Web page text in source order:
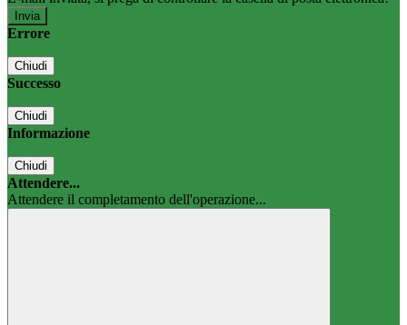
Errore
Chiudi
Successo
Chiudi
Informazione
Chiudi
Attendere...
Attendere il completamento dell'operazione...